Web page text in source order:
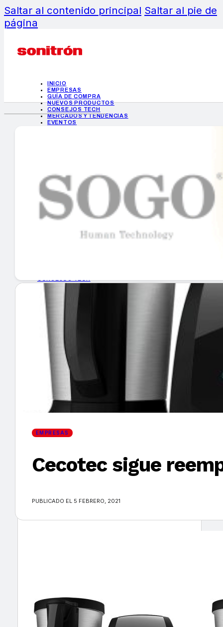
Saltar al contenido principal Saltar al pie de
página
INICIO
EMPRESAS
GUÍA DE COMPRA
NUEVOS PRODUCTOS
CONSEJOS TECH
MERCADOS Y TENDENCIAS
EVENTOS
INICIO
EMPRESAS
GUÍA DE COMPRA
MERCADOS Y TENDENCIAS
EVENTOS
HEMEROTECA
Encuentra tu noticia
EMPRESAS
Cecotec sigue
PUBLICADO EL 5 FEBRERO, 2021